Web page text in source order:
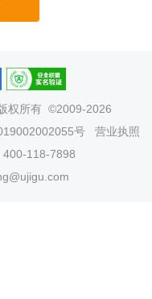
权所有 ©2009-2026
号
营业执照
400-118-7898